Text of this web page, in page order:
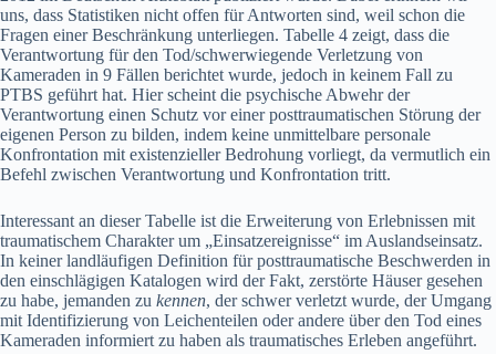
uns, dass Statistiken nicht offen für Antworten sind, weil schon die
Fragen einer Beschränkung unterliegen. Tabelle 4 zeigt, dass die
Verantwortung für den Tod/schwerwiegende Verletzung von
Kameraden in 9 Fällen berichtet wurde, jedoch in keinem Fall zu
PTBS geführt hat. Hier scheint die psychische Abwehr der
Verantwortung einen Schutz vor einer posttraumatischen Störung der
eigenen Person zu bilden, indem keine unmittelbare personale
Konfrontation mit existenzieller Bedrohung vorliegt, da vermutlich ein
Befehl zwischen Verantwortung und Konfrontation tritt.
Interessant an dieser Tabelle ist die Erweiterung von Erlebnissen mit
traumatischem Charakter um „Einsatzereignisse“ im Auslandseinsatz.
In keiner landläufigen Definition für posttraumatische Beschwerden in
den einschlägigen Katalogen wird der Fakt, zerstörte Häuser gesehen
zu habe, jemanden zu kennen, der schwer verletzt wurde, der Umgang
mit Identifizierung von Leichenteilen oder andere über den Tod eines
Kameraden informiert zu haben als traumatisches Erleben angeführt.